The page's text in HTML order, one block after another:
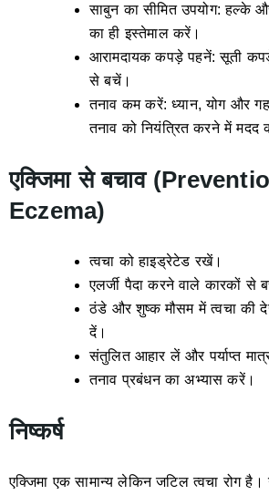
साबुन का सीमित उपयोग: हल्के
का ही इस्तेमाल करें।
आरामदायक कपड़े पहनें: सूती
से बचें।
तनाव कम करें: ध्यान, योग और
तनाव को नियंत्रित करने में मदद
एक्जिमा से बचाव
Eczema)
त्वचा को हाइड्रेटेड रखें।
एलर्जी पैदा करने वाले कारकों से
ठंडे और शुष्क मौसम में त्वचा की
दें।
संतुलित आहार लें और पर्याप्त
तनाव प्रबंधन का अभ्यास करें।
निष्कर्ष
एक्जिमा एक सामान्य लेकिन जटिल त्वचा रोग